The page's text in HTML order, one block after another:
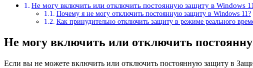
Не могу включить или отключить постоянную защиту в Windows 11
Почему я не могу отключить постоянную защиту в Windows 11?
Как принудительно отключить защиту в режиме реального
Не могу включить или отключить
Если вы не можете включить или отключить постоянную защиту в